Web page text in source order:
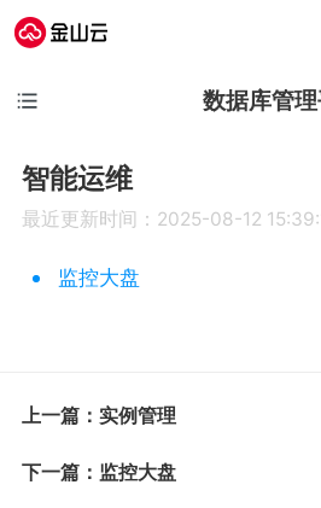
数据库管
智能运维
最近更新时间：2025-08-12
监控大盘
上一篇：实例管理
下一篇：监控大盘